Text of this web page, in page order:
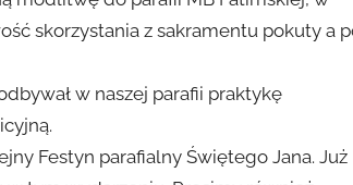
modlitwę do parafii MB Fatimskiej, w
skorzystania z sakramentu pokuty a po
w naszej parafii praktykę
Festyn parafialny Świętego Jana. Już